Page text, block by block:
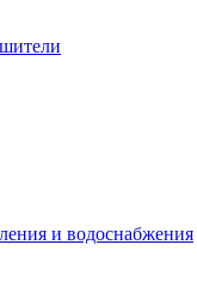
и водоснабжения